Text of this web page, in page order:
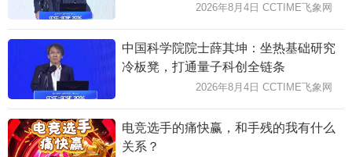
2026年8月4日 CCTIME飞象网
中国科学院院士薛其坤：坐热基础研究
冷板凳，打通量子科创全链条
2026年8月4日 CCTIME飞象网
电竞选手的痛快赢，和手残的我有什么
关系？